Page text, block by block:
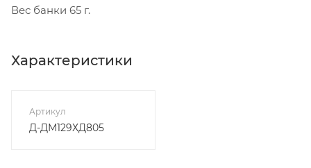
Вес банки 65 г.
Характеристики
Артикул
Д-ДМ129ХД805